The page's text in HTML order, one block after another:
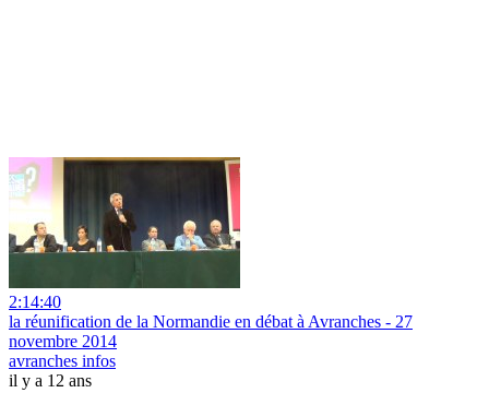
2:14:40
la réunification de la Normandie en débat à Avranches - 27
novembre 2014
avranches infos
il y a 12 ans